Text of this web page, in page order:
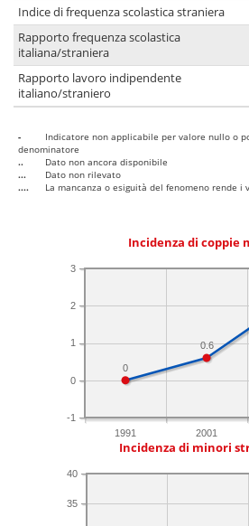
Indice di frequenza scolastica straniera
Rapporto frequenza scolastica
italiana/straniera
Rapporto lavoro indipendente
italiano/straniero
-
Indicatore non applicabile per valore nullo o
denominatore
..
Dato non ancora disponibile
...
Dato non rilevato
....
La mancanza o esiguità del fenomeno rende i
Incidenza di coppie
1991 2001
-1
0
1
2
3
0.6
0
Incidenza di minori
35
40